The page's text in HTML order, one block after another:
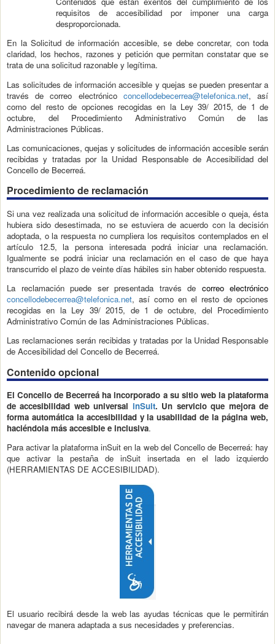
requisitos de accesibilidad por imponer una carga
desproporcionada.
En la Solicitud de información accesible, se debe concretar, con toda
claridad, los hechos, razones y petición que permitan constatar que se
trata de una solicitud razonable y legítima.
Las solicitudes de información accesible y quejas se pueden presentar a
través de correo electrónico concellodebecerrea@telefonica.net, así
como del resto de opciones recogidas en la Ley 39/ 2015, de 1 de
octubre, del Procedimiento Administrativo Común de las
Administraciones Públicas.
Las comunicaciones, quejas y solicitudes de información accesible serán
recibidas y tratadas por la Unidad Responsable de Accesibilidad del
Concello de Becerreá.
Procedimiento de reclamación
Si una vez realizada una solicitud de información accesible o queja, ésta
hubiera sido desestimada, no se estuviera de acuerdo con la decisión
adoptada, o la respuesta no cumpliera los requisitos contemplados en el
artículo 12.5, la persona interesada podrá iniciar una reclamación.
Igualmente se podrá iniciar una reclamación en el caso de que haya
transcurrido el plazo de veinte días hábiles sin haber obtenido respuesta.
La reclamación puede ser presentada través de correo electrónico
concellodebecerrea@telefonica.net, así como en el resto de opciones
recogidas en la Ley 39/ 2015, de 1 de octubre, del Procedimiento
Administrativo Común de las Administraciones Públicas.
Las reclamaciones serán recibidas y tratadas por la Unidad Responsable
de Accesibilidad del Concello de Becerreá.
Contenido opcional
El Concello de Becerreá ha incorporado a su sitio web la plataforma
de accesibilidad web universal inSuit. Un servicio que mejora de
forma automática la accesibilidad y la usabilidad de la página web,
haciéndola más accesible e inclusiva.
Para activar la plataforma inSuit en la web del Concello de Becerreá: hay
que activar la pestaña de inSuit insertada en el lado izquierdo
(HERRAMIENTAS DE ACCESIBILIDAD).
El usuario recibirá desde la web las ayudas técnicas que le permitirán
navegar de manera adaptada a sus necesidades y preferencias.